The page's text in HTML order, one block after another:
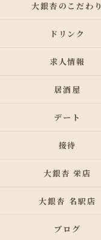
大銀杏のこだわり
ドリンク
求人情報
居酒屋
デート
接待
大銀杏 栄店
大銀杏 名駅店
ブログ